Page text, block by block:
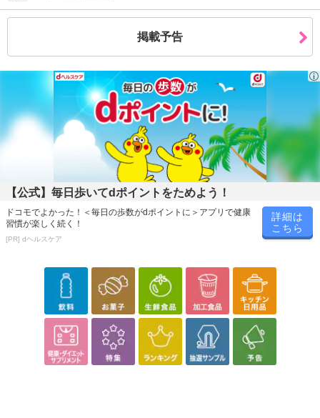
合がございます。
あらかじめご了承いただいた上でお申込みください。なお、本理由
によるお申込み後のキャンセル・返品交換は対応いたしかねます。
【お支払いについて】
※お支払い方法は、電話料金合算払い、クレジットカード払い、dポ
イントがご利用いただけます。
【発送・お届け・商品について】
※お申込み頂きました商品の同梱、お届けの日時指定はいたしかね
※お客様のご都合でお受取りいただけない場合、商品の再発送や返
金はいたしかねます。
また、お届け日時のご指定は、お受けできません。宅配業者からの
不在票にてご対応ください。
日が異なります。
※dショッピングサンプル百貨店よりお届けする商品は、ご利用いた
だいた後のご感想をいただくことを目的としており、転売等は固く
禁じます。
転売等、目的以外での利用が確認された場合は、サービス利用を停
止させていただきます。
掲載予告
【公式】毎日歩いてdポイントをためよう！
ドコモでよかった！＜毎日の歩数がdポイントに＞アプリで健康
習慣が楽しく続く！
[PR] dヘルスケア
詳細は
こちら